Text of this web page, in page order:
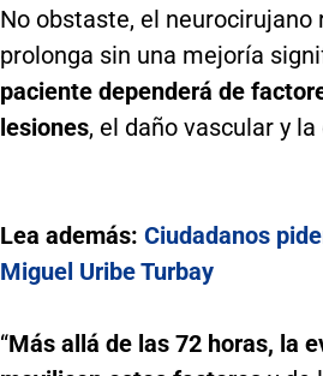
No obstaste, el
prolonga sin una mejoría
paciente dependerá de
lesiones, el daño vascular y
Lea además: Ciudadanos
Miguel Uribe Turbay
“Más allá de las 72 horas, la